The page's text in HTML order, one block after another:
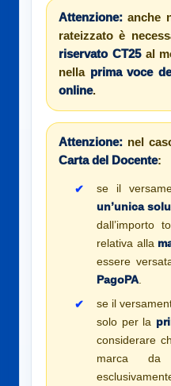
Attenzione: anche
rateizzato è
riservato CT25al
nella prima voce
online.
Attenzione: nel
Carta del Docente:
se il
un’unica
dall’importo
relativa alla
essere
PagoPA
se il
solo per la
considerare
marca da